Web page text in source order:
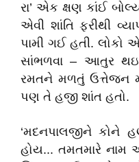
રા’ એક ક્ષણ કાંઈ
એવી શાંતિ ફરીથી
પામી ગઈ હતી. લોકો
સાંભળવા – આતુર થઇ
રમતને મળતું ઉત્તેજન
પણ તે હજી શાંત હતો.
‘મદનપાલજીને કોને
હોય... તમતમારે નામ